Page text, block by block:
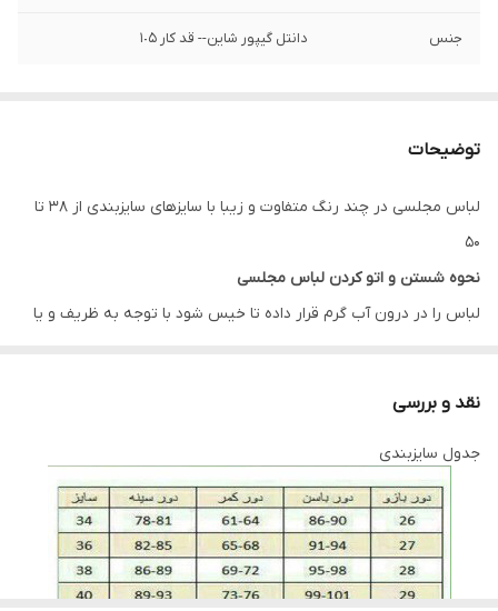
جنس دانتل گیپور شاین-- قد کار ١٠۵
توضیحات
لباس مجلسی در چند رنگ متفاوت و زیبا با سایزهای سایزبندی از 38 تا
50
نحوه شستن و اتو کردن لباس مجلسی
لباس را در درون آب گرم قرار داده تا خیس شود با توجه به ظریف و یا
وارد نشود چراکه دارای بافتی حساس است پس بهتر است در هوای آزاد
خشک شود لباس ها را در سایه خشک کنید به دور از نور خوشید این
روش بسیار بهتری است. برای اتو کردن این نوع پارچه ها باید نکاتی را
نیز رعایت کنید، قبل از هرکاری از تمیز بودن کف اتو اطمینان حاصل کنید،
پارچه سفید نازکی روی لباس قرار داده و به آرامی با درجه کم اتو بزنید و
به مراتب درجه را بروی ارقام بیشتری تنظیم کنید. توجه کنید قسمت
نقد و بررسی
جدول سایزبندی